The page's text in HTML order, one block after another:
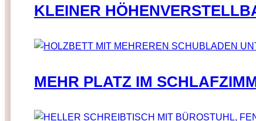
KLEINER
MEHR PLATZ IM